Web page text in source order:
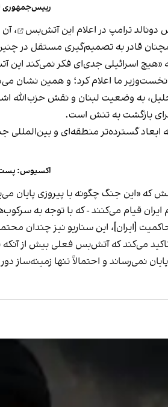
رییس‌جمهوری
دونالد ترامپ در اعلام این آتش‌بس
،
قادر به تصمیم‌گیری مستقل در
«هیچ اسرائیلی جدی‌ای فکر
ما اعلام کرد؛ و همین نشان
به وضعیت لبنان و نقش حزب‌الله
بازگشت به تنش است.
گسترده‌تر منطقه‌ای و بین‌المللی
اکسیوس: پست
که «این جنگ چگونه با پیروزی پایان
قیام می‌کنند - که با توجه به
[ایران]، این سناریو نیز چندان
می‌کند که آتش‌بس فعلی بیش از
پایان نمی‌رساند و احتمالاً تنها زمینه‌ساز